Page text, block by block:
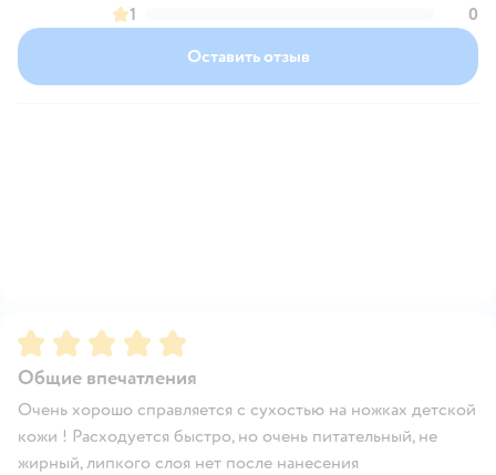
1
0
Оставить отзыв
Рейтинг:5
Общие впечатления
Очень хорошо справляется с сухостью на ножках детской
кожи ! Расходуется быстро, но очень питательный, не
жирный, липкого слоя нет после нанесения